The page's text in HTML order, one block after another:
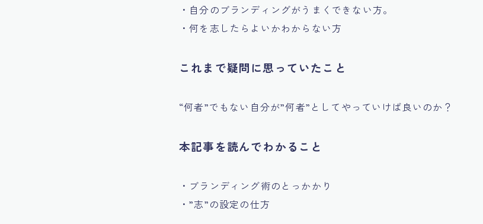
・自分のブランディングがうまくできない方。
・何を志したらよいかわからない方
これまで疑問に思っていたこと
“何者”でもない自分が”何者”としてやっていけば良いのか？
本記事を読んでわかること
・ブランディング術のとっかかり
・”志”の設定の仕方